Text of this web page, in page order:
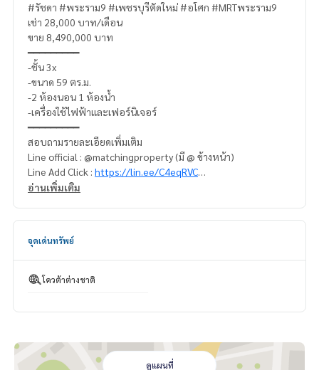
#รัชดา #พระราม9 #เพชรบุรีตัดใหม่ #อโศก #MRTพระราม9
เช่า 28,000 บาท/เดือน
ขาย 8,490,000 บาท
━━━━━━━━━
-ชั้น 3x
-ขนาด 59 ตร.ม.
-2 ห้องนอน 1 ห้องน้ำ
-เครื่องใช้ไฟฟ้าและเฟอร์นิเจอร์
━━━━━━━━━
สอบถามรายละเอียดเพิ่มเติม
Line official : @matchingproperty (มี @ ข้างหน้า)
Line Add Click : https://lin.ee/C4eqRVC
(ไทย) K.เอ็กซ์
รับฝากซื้อ ขาย เช่า ที่ดิน บ้าน ทาวเฮ้าส์ ทาวโฮม คอนโด อพาร์ทเม
ะบบเครือข่าย และใช้เทคโนโลยีล่าสุดในการทำการตลาดเพื่อหาลู
อ่านเพิ่มเติม
จุดเด่นทรัพย์
โควต้าต่างชาติ
ดูแผนที่